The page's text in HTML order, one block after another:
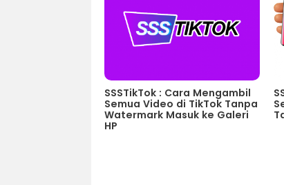
SSSTikTok : Cara Mengambil
Semua Video di TikTok Tanpa
Watermark Masuk ke Galeri
HP